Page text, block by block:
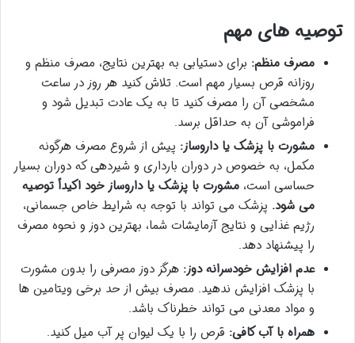
توصیه های مهم
مصرف منظم: برای دستیابی به بهترین نتایج، مصرف منظم و
روزانه قرص بسیار مهم است. تلاش کنید هر روز در ساعت
مشخصی آن را مصرف کنید تا به یک عادت تبدیل شود و
فراموشی آن به حداقل برسد.
مشورت با پزشک یا داروساز: پیش از شروع مصرف هرگونه
مکمل، به خصوص در دوران بارداری و شیردهی که دوران بسیار
حساسی است، مشورت با پزشک یا داروساز خود اکیداً توصیه
می شود. پزشک می تواند با توجه به شرایط خاص جسمانی،
رژیم غذایی و نتایج آزمایشات شما، بهترین دوز و نحوه مصرف
را پیشنهاد دهد.
عدم افزایش خودسرانه دوز: هرگز دوز مصرفی را بدون مشورت
با پزشک افزایش ندهید. مصرف بیش از حد برخی ویتامین ها
و مواد معدنی می تواند خطرناک باشد.
همراه با آب کافی: قرص را با یک لیوان پر آب میل کنید.